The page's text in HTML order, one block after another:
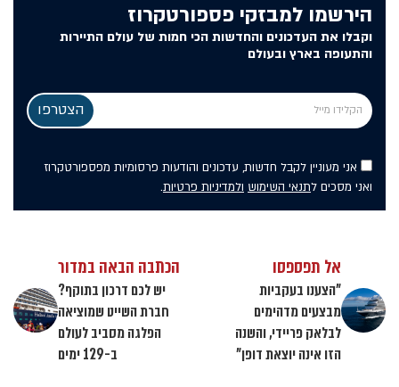
הירשמו למבזקי פספורטקרוז
וקבלו את העדכונים והחדשות הכי חמות של עולם התיירות
והתעופה בארץ ובעולם
אני מעוניין לקבל חדשות, עדכונים והודעות פרסומיות מפספורטקרוז
ואני מסכים לתנאי השימוש ולמדיניות פרטיות.
אל תפספסו
"הצענו בעקביות
מבצעים מדהימים
לבלאק פריידי, והשנה
הזו אינה יוצאת דופן"
הכתבה הבאה במדור
יש לכם דרכון בתוקף?
חברת השייט שמוציאה
הפלגה מסביב לעולם
ב-129 ימים